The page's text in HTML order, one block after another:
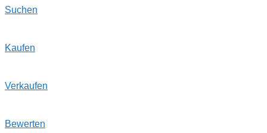
Suchen
Kaufen
Verkaufen
Bewerten